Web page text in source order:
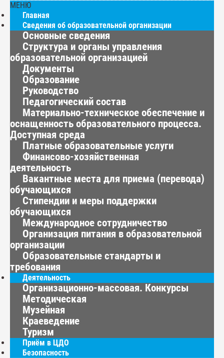
МЕНЮ
Главная
Сведения об образовательной организации
Основные сведения
Структура и органы управления
образовательной организацией
Документы
Образование
Руководство
Педагогический состав
Материально-техническое обеспечение и
оснащенность образовательного процесса.
Доступная среда
Платные образовательные услуги
Финансово-хозяйственная
деятельность
Вакантные места для приема (перевода)
обучающихся
Стипендии и меры поддержки
обучающихся
Международное сотрудничество
Организация питания в образовательной
организации
Образовательные стандарты и
требования
Деятельность
Организационно-массовая. Конкурсы
Методическая
Музейная
Краеведение
Туризм
Приём в ЦДО
Безопасность